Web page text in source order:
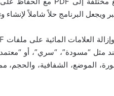
مثل “مسودة”، “سري”، أو
الموضع، الشفافية، والحجم،